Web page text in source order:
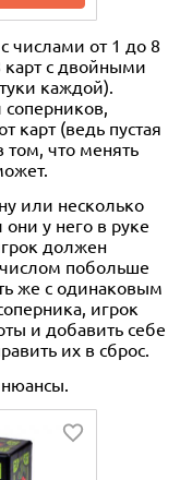
числами от 1 до 8
карт с двойными
каждой).
карт (ведь пустая
том, что менять
или несколько
у него в руке
должен
числом побольше
же с одинаковым
игрок
и добавить себе
их в сброс.